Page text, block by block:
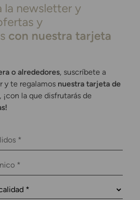
la newsletter y
y
con nuestra tarjeta
o alrededores, suscríbete a
y te regalamos nuestra tarjeta de
, ¡con la que disfrutarás de